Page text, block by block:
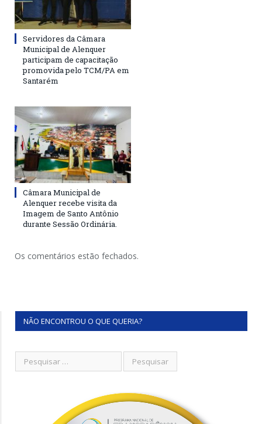
Servidores da Câmara
Municipal de Alenquer
participam de capacitação
promovida pelo TCM/PA em
Santarém
Câmara Municipal de
Alenquer recebe visita da
Imagem de Santo Antônio
durante Sessão Ordinária.
Os comentários estão fechados.
NÃO ENCONTROU O QUE QUERIA?